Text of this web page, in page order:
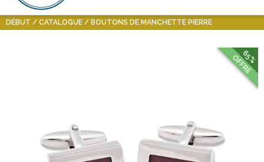
DÉBUT CATALOGUE BOUTONS DE MANCHETTE PIERRE
65%
OFFRE